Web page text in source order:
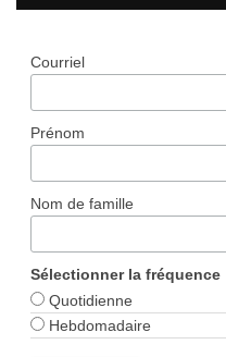
Courriel
Prénom
Nom de famille
Sélectionner la fréquence
Quotidienne
Hebdomadaire